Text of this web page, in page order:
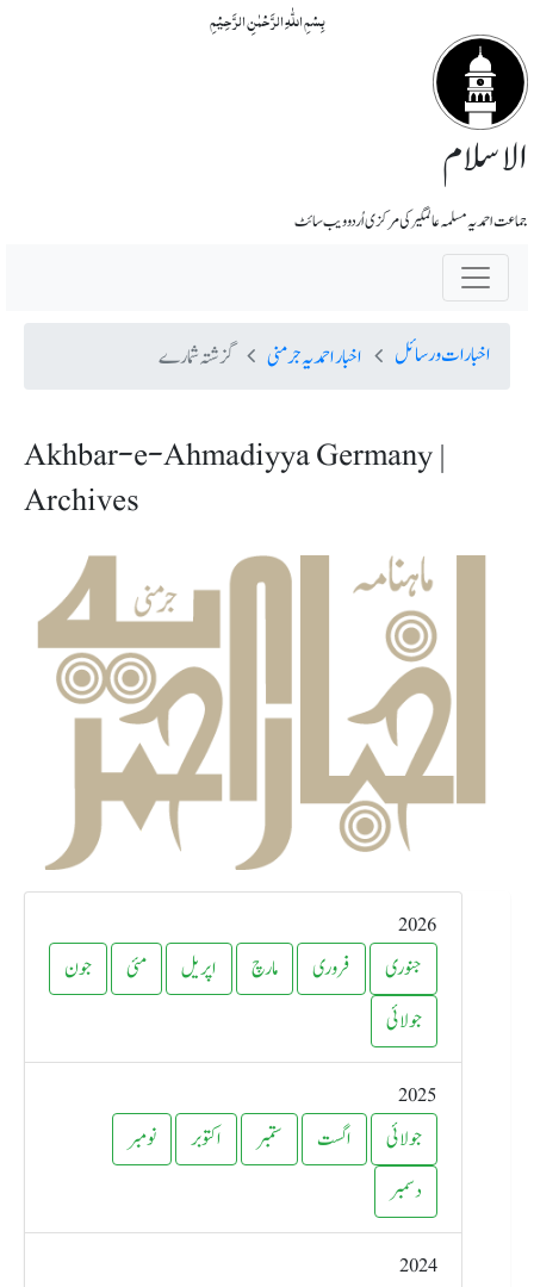
بِسۡمِ اللّٰہِ الرَّحۡمٰنِ الرَّحِیۡمِ
الاسلام
جماعت احمدیہ مسلمہ عالمگیر کی مرکزی اُردو ویب سائٹ
اخبارات و رسائل اخبار احمدیہ جرمنی گزشتہ شمارے
Akhbar-e-Ahmadiyya Germany |
Archives
2026
جنوری
فروری مارچ اپریل مئی
جون
جولائی
2025
جولائی
اگست ستمبر اکتوبر
نومبر
دسمبر
2024